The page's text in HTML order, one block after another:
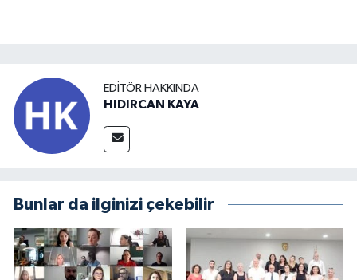
EDITÖR HAKKINDA
HIDIRCAN KAYA
Bunlar da ilginizi çekebilir